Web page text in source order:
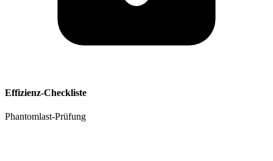
Effizienz-Checkliste
Phantomlast-Prüfung